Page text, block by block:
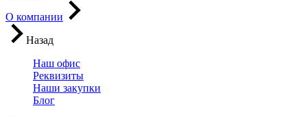
О компании
Назад
Наш офис
Реквизиты
Наши закупки
Блог